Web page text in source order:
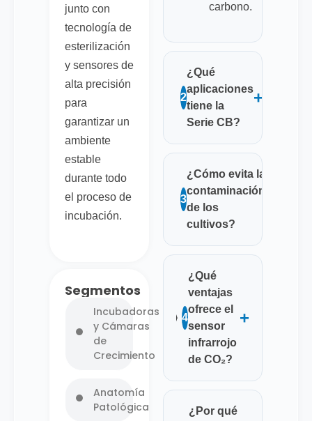
junto con
tecnología de
esterilización
y sensores de
alta precisión
para
garantizar un
ambiente
estable
durante todo
el proceso de
incubación.
Segmentos
Incubadoras
y Cámaras
de
Crecimiento
Anatomía
Patológica
carbono.
2
¿Qué
aplicaciones
tiene la
Serie CB?
+
3
¿Cómo evita la
contaminación
de los
cultivos?
4
¿Qué
ventajas
ofrece el
sensor
infrarrojo
de CO₂?
+
¿Por qué